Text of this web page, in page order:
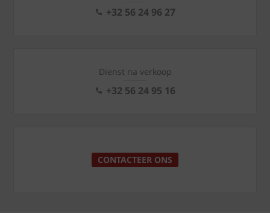
+32 56 24 96 27
Dienst na verkoop
+32 56 24 95 16
CONTACTEER ONS